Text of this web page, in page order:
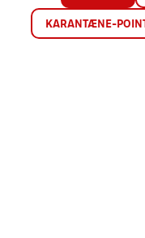
KARANTÆNE-